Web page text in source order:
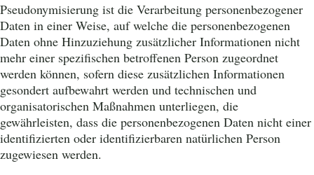
Pseudonymisierung ist die Verarbeitung personenbezogener
Daten in einer Weise, auf welche die personenbezogenen
Daten ohne Hinzuziehung zusätzlicher Informationen nicht
mehr einer spezifischen betroffenen Person zugeordnet
werden können, sofern diese zusätzlichen Informationen
gesondert aufbewahrt werden und technischen und
organisatorischen Maßnahmen unterliegen, die
gewährleisten, dass die personenbezogenen Daten nicht einer
identifizierten oder identifizierbaren natürlichen Person
zugewiesen werden.